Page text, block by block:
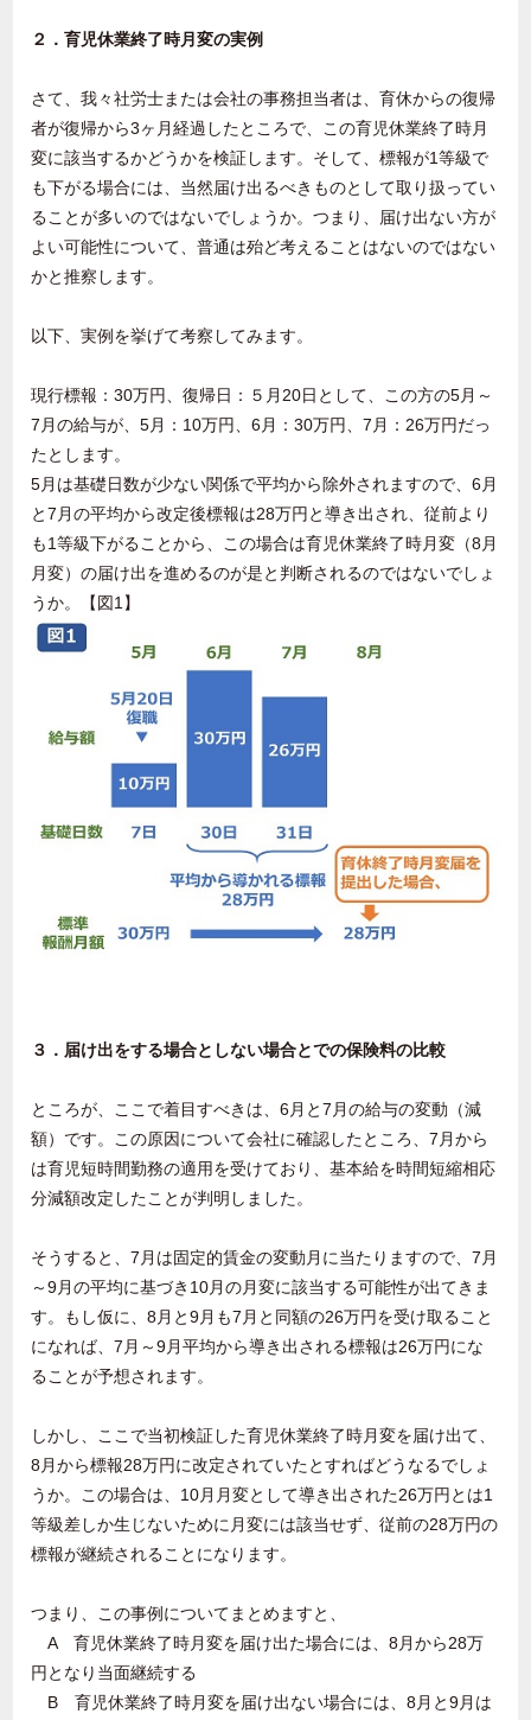
２．育児休業終了時月変の実例
さて、我々社労士または会社の事務担当者は、育休からの復帰
者が復帰から3ヶ月経過したところで、この育児休業終了時月
変に該当するかどうかを検証します。そして、標報が1等級で
も下がる場合には、当然届け出るべきものとして取り扱ってい
ることが多いのではないでしょうか。つまり、届け出ない方が
よい可能性について、普通は殆ど考えることはないのではない
かと推察します。
以下、実例を挙げて考察してみます。
現行標報：30万円、復帰日：５月20日として、この方の5月～
7月の給与が、5月：10万円、6月：30万円、7月：26万円だっ
たとします。
5月は基礎日数が少ない関係で平均から除外されますので、6月
と7月の平均から改定後標報は28万円と導き出され、従前より
も1等級下がることから、この場合は育児休業終了時月変（8月
月変）の届け出を進めるのが是と判断されるのではないでしょ
うか。【図1】
３．届け出をする場合としない場合とでの保険料の比較
ところが、ここで着目すべきは、6月と7月の給与の変動（減
額）です。この原因について会社に確認したところ、7月から
は育児短時間勤務の適用を受けており、基本給を時間短縮相応
分減額改定したことが判明しました。
そうすると、7月は固定的賃金の変動月に当たりますので、7月
～9月の平均に基づき10月の月変に該当する可能性が出てきま
す。もし仮に、8月と9月も7月と同額の26万円を受け取ること
になれば、7月～9月平均から導き出される標報は26万円にな
ることが予想されます。
しかし、ここで当初検証した育児休業終了時月変を届け出て、
8月から標報28万円に改定されていたとすればどうなるでしょ
うか。この場合は、10月月変として導き出された26万円とは1
等級差しか生じないために月変には該当せず、従前の28万円の
標報が継続されることになります。
つまり、この事例についてまとめますと、
A 育児休業終了時月変を届け出た場合には、8月から28万
円となり当面継続する
B 育児休業終了時月変を届け出ない場合には、8月と9月は